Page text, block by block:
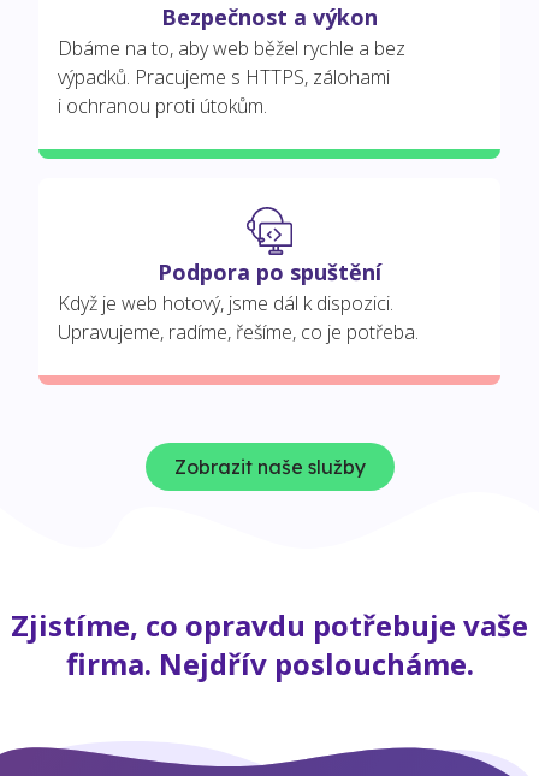
Bezpečnost a výkon
Dbáme na to, aby web běžel rychle a bez
výpadků. Pracujeme s HTTPS, zálohami
i ochranou proti útokům.
Podpora po spuštění
Když je web hotový, jsme dál k dispozici.
Upravujeme, radíme, řešíme, co je potřeba.
Zobrazit naše služby
Zjistíme, co opravdu potřebuje vaše
firma. Nejdřív posloucháme.